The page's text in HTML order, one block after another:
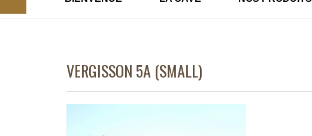
VERGISSON 5A (SMALL)